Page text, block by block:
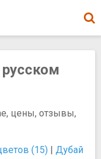
русском
цены, отзывы,
(15) | Дубай